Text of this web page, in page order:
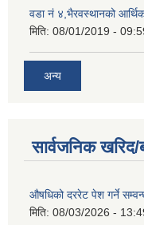
वडा नं ४,भैरवस्थानको
मिति: 08/01/2019 -
अन्य
सार्वजनिक
औषधिको दररेट पेश गर्ने
मिति: 08/03/2026 -